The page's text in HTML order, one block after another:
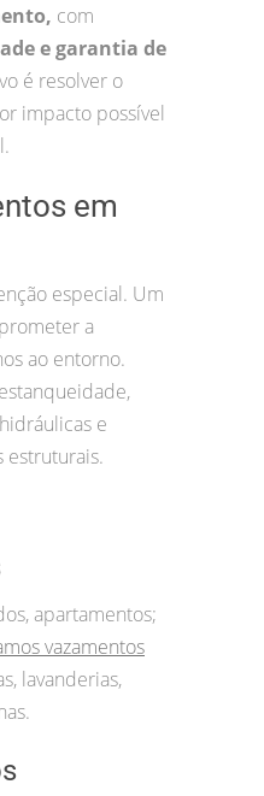
com
e garantia de
é resolver o
impacto possível
em
especial. Um
a
ao entorno.
e
estruturais.
apartamentos;
vazamentos
lavanderias,